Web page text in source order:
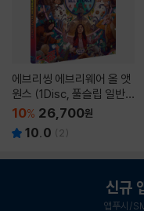
에브리씽 에브리웨어 올 앳
원스 (1Disc, 풀슬립 일반
판) : 블루레이
10% 26,700원
10.0 ( 2)
신규
앱푸시/